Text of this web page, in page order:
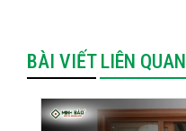
BÀI VIẾT LIÊN QUAN